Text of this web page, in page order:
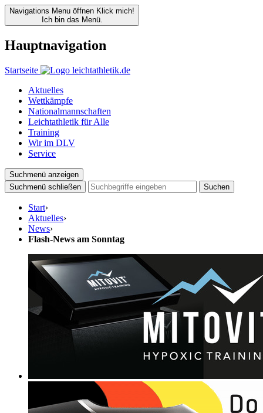
Navigations Menu öffnen Klick mich!
Ich bin das Menü.
Hauptnavigation
Startseite
Aktuelles
Wettkämpfe
Nationalmannschaften
Leichtathletik für Alle
Training
Wir im DLV
Service
Suchmenü anzeigen
Suchmenü schließen
Suchen
Start›
Aktuelles›
News›
Flash-News am Sonntag